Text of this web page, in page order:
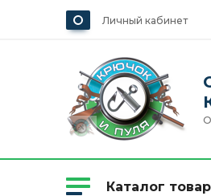
Личный кабинет
Каталог